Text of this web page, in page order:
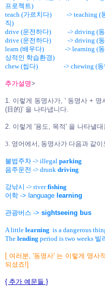
프로젝트)
teach (가르치다) -> teaching (동
직)
drive (운전하다) -> driving (동
drive (운전하다) -> driving (동
learn (배우다) -> learning (동명
상적인 학습환경)
chew (씹다) -> chewing (동명
추가설명>
1. 이렇게 동명사가, ' 동명사 + 명
(目的)' 을 나타냅니다.
2. 이렇게 '용도, 목적' 을 나타낼
3. 영어에서, 동명사가 다음과 같이
불법주차 -> illegal parking
음주운전 -> drunk driving
강낚시 -> riverfishing
어학 -> language learning
관광버스 -> sightseeing bus
A little learning is a dangerous
The lending period is two weeks
[ 여러분, '동명사' 는 이렇게 명사
되셨죠!]
{ 추가 예문들 }